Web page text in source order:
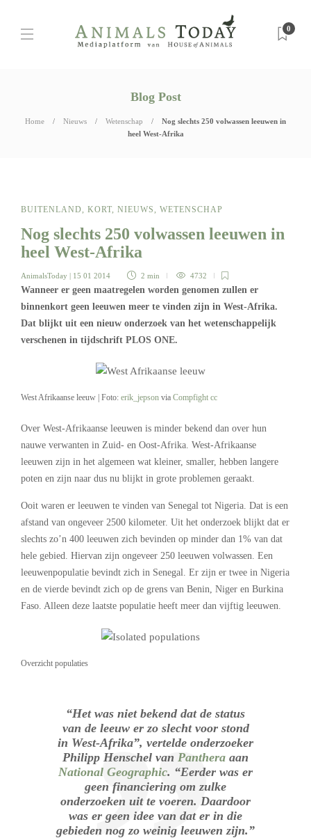
0
Blog Post
Home Nieuws Wetenschap
Nog slechts 250 volwassen leeuwen in
heel West-Afrika
BUITENLAND, KORT, NIEUWS, WETENSCHAP
Nog slechts 250 volwassen leeuwen in
heel West-Afrika
AnimalsToday | 15 01 2014 2 min 4732
Wanneer er geen maatregelen worden genomen zullen er
binnenkort geen leeuwen meer te vinden zijn in West-Afrika.
Dat blijkt uit een nieuw onderzoek van het wetenschappelijk
verschenen in tijdschrift PLOS ONE.
West Afrikaanse leeuw | Foto: erik_jepson via Compfight cc
Over West-Afrikaanse leeuwen is minder bekend dan over hun
nauwe verwanten in Zuid- en Oost-Afrika. West-Afrikaanse
leeuwen zijn in het algemeen wat kleiner, smaller, hebben langere
poten en zijn naar dus nu blijkt in grote problemen geraakt.
Ooit waren er leeuwen te vinden van Senegal tot Nigeria. Dat is een
afstand van ongeveer 2500 kilometer. Uit het onderzoek blijkt dat er
slechts zo’n 400 leeuwen zich bevinden op minder dan 1% van dat
hele gebied. Hiervan zijn ongeveer 250 leeuwen volwassen. Een
leeuwenpopulatie bevindt zich in Senegal. Er zijn er twee in Nigeria
en de vierde bevindt zich op de grens van Benin, Niger en Burkina
Faso. Alleen deze laatste populatie heeft meer dan vijftig leeuwen.
Overzicht populaties
“Het was niet bekend dat de status
van de leeuw er zo slecht voor stond
in West-Afrika”, vertelde onderzoeker
Philipp Henschel van Panthera aan
National Geographic. “Eerder was er
geen financiering om zulke
onderzoeken uit te voeren. Daardoor
was er geen idee van dat er in die
gebieden nog zo weinig leeuwen zijn.”